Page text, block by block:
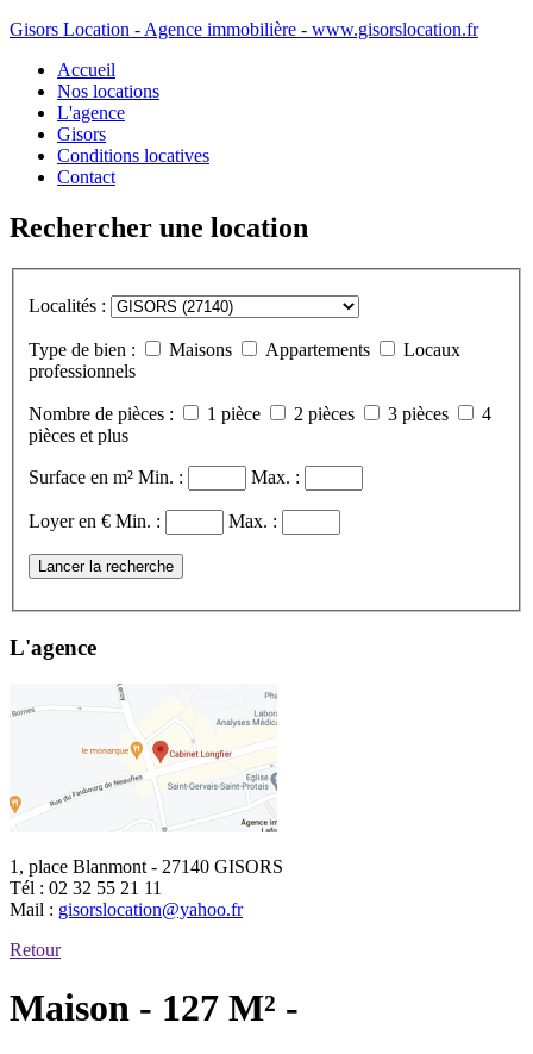
Gisors Location - Agence immobilière - www.gisorslocation.fr
Accueil
Nos locations
L'agence
Gisors
Conditions locatives
Contact
Rechercher une location
Localités :
Type de bien : Maisons Appartements
Locaux
professionnels
Nombre de pièces : 1 pièce 2 pièces 3 pièces
4
pièces et plus
Surface en m² Min. : Max. :
Loyer en € Min. : Max. :
Lancer la recherche
L'agence
1, place Blanmont - 27140 GISORS
Tél : 02 32 55 21 11
Mail : gisorslocation@yahoo.fr
Retour
Maison - 127 M² -